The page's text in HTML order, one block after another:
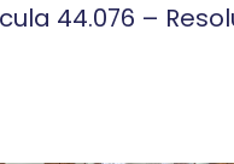
44.076 –